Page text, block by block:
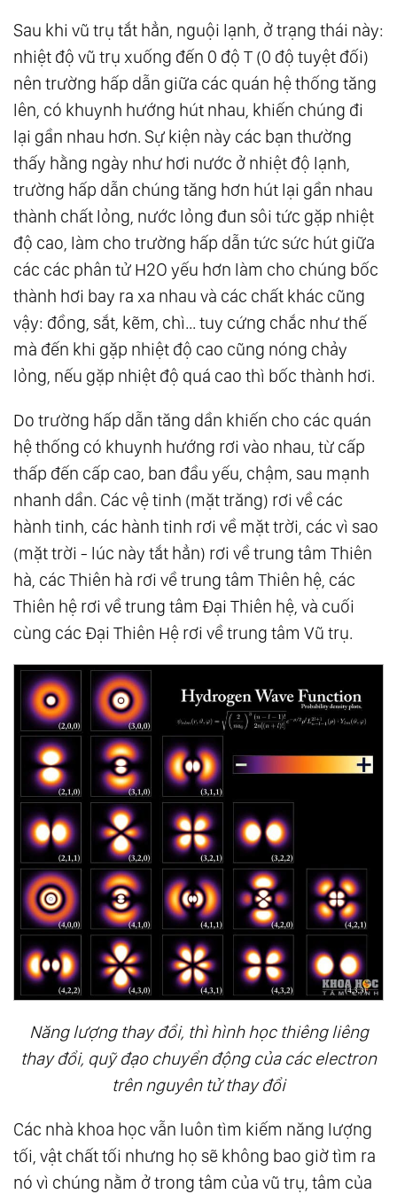
195. Thượng Đế Ở Khắp Muôn Nơi
196.Khi Tình Yêu Với Chính Mình Chưa Đủ
197.Tình Yêu Thì Không Có Bài Xích
198.Khi Ta Trưởng Thành
Sau khi vũ trụ tắt hẳn, nguội lạnh, ở trạng thái này:
nhiệt độ vũ trụ xuống đến 0 độ T (0 độ tuyệt đối)
nên trường hấp dẫn giữa các quán hệ thống tăng
lên, có khuynh hướng hút nhau, khiến chúng đi
lại gần nhau hơn. Sự kiện này các bạn thường
thấy hằng ngày như hơi nước ở nhiệt độ lạnh,
trường hấp dẫn chúng tăng hơn hút lại gần nhau
thành chất lỏng, nước lỏng đun sôi tức gặp nhiệt
độ cao, làm cho trường hấp dẫn tức sức hút giữa
các các phân tử H2O yếu hơn làm cho chúng bốc
thành hơi bay ra xa nhau và các chất khác cũng
vậy: đồng, sắt, kẽm, chì... tuy cứng chắc như thế
mà đến khi gặp nhiệt độ cao cũng nóng chảy
lỏng, nếu gặp nhiệt độ quá cao thì bốc thành hơi.
Do trường hấp dẫn tăng dần khiến cho các quán
hệ thống có khuynh hướng rơi vào nhau, từ cấp
thấp đến cấp cao, ban đầu yếu, chậm, sau mạnh
nhanh dần. Các vệ tinh (mặt trăng) rơi về các
hành tinh, các hành tinh rơi về mặt trời, các vì sao
(mặt trời - lúc này tắt hẳn) rơi về trung tâm Thiên
hà, các Thiên hà rơi về trung tâm Thiên hệ, các
Thiên hệ rơi về trung tâm Ðại Thiên hệ, và cuối
cùng các Ðại Thiên Hệ rơi về trung tâm Vũ trụ.
Năng lượng thay đổi, thì hình học thiêng liêng
thay đổi, quỹ đạo chuyển động của các electron
trên nguyên tử thay đổi
Các nhà khoa học vẫn luôn tìm kiếm năng lượng
tối, vật chất tối nhưng họ sẽ không bao giờ tìm ra
nó vì chúng nằm ở trong tâm của vũ trụ, tâm của